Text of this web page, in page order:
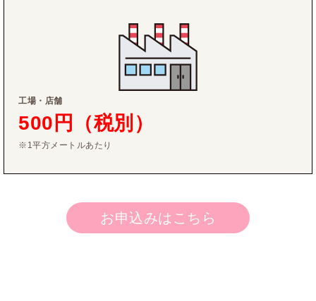
工場・店舗
500円（税別）
※1平方メートルあたり
お申込みはこちら